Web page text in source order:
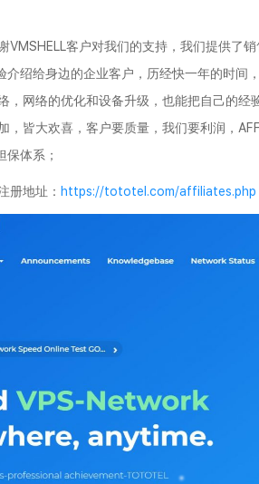
VMSHELL客户对我们的支持，我们提供了
介绍给身边的企业客户，历经快一年的时间
，网络的优化和设备升级，也能把自己的
，皆大欢喜，客户要质量，我们要利润，
保体系；
册地址 ： https://tototel.com/affiliates.php